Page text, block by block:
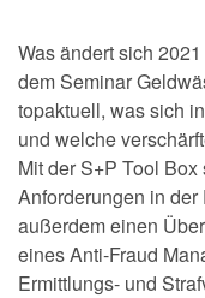
Was ändert sich
dem Seminar
topaktuell, was sich
und welche
Mit der S+P Tool
Anforderungen in
außerdem einen
eines Anti-Fraud
Ermittlungs- und